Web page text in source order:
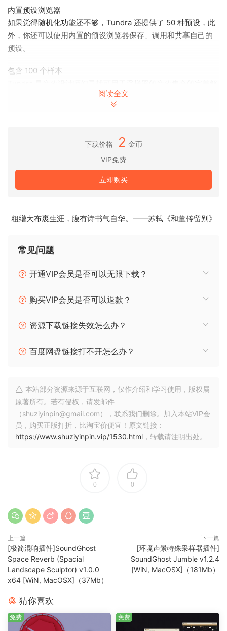
内置预设浏览器
如果觉得随机化功能还不够，Tundra 还提供了 50 种预设，此
外，你还可以使用内置的预设浏览器保存、调用和共享自己的
预设。
包含 100 个样本
决方案。100 个原创采样放在下载文件中各自的文件夹中，可
随时放入您喜欢的采样器或 daw 中。每个文件都调至 c，并包
只需安装
尽情享受吧
purity of the scenery. icy peaks stretch towards the clouds
you feel a sense of both peace and wonder. welcome to
unique sound sources
crafted from acoustic and modular synthesis sources, then
these samples are pure and smooth, designed to work like
mixed, can create entirely new pads and keys.
instantly randomise
click the randomise button to create entirely new sounds
at the click of a button. each time the button is clicked, the
different soundscapes at your disposal.
tundra includes easy to use tools and effects to help
design your sound quickly. add bit crushing effects and
saturation to dirty up the sound, send it through a huge
reverb, then fine-tune the frequency content with the
included hi-pass and low-pass filters.
built in preset-browser
if the randomise feature wasn’t enough, tundra also comes
with 50 presets out of the box, plus you can save, recall
and share your own presets with the included preset-
阅读全文
下载价格 2 金币
VIP免费
立即购买
粗缯大布裹生涯，腹有诗书气自华。——苏轼《和董传留别》
常见问题
开通VIP会员是否可以无限下载？
购买VIP会员是否可以退款？
资源下载链接失效怎么办？
百度网盘链接打不开怎么办？
本站部分资源来源于互联网，仅作介绍和学习使用，版权属
原著所有。若有侵权，请发邮件
（shuziyinpin@gmail.com），联系我们删除。加入本站VIP会
员，购买正版打折，比淘宝价便宜！原文链接：
https://www.shuziyinpin.vip/1530.html ，转载请注明出处。
0 0
上一篇
[极简混响插件]SoundGhost
Space Reverb (Spacial
Landscape Sculptor) v1.0.0
x64 [WiN, MacOSX]（37Mb）
下一篇
[环境声景特殊采样器插件]
SoundGhost Jumble v1.2.4
[WiN, MacOSX]（181Mb）
猜你喜欢
免费 免费